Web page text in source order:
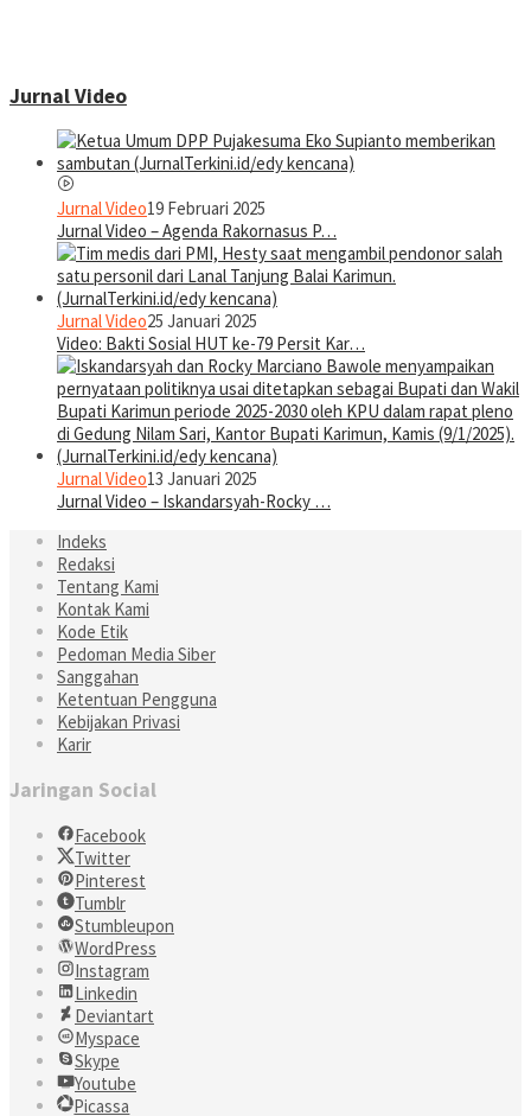
Jurnal Video
Jurnal Video19 Februari 2025
Jurnal Video – Agenda Rakornasus P…
Jurnal Video25 Januari 2025
Video: Bakti Sosial HUT ke-79 Persit Kar…
Jurnal Video13 Januari 2025
Jurnal Video – Iskandarsyah-Rocky …
Indeks
Redaksi
Tentang Kami
Kontak Kami
Kode Etik
Pedoman Media Siber
Sanggahan
Ketentuan Pengguna
Kebijakan Privasi
Karir
Jaringan Social
Facebook
Twitter
Pinterest
Tumblr
Stumbleupon
WordPress
Instagram
Linkedin
Deviantart
Myspace
Skype
Youtube
Picassa